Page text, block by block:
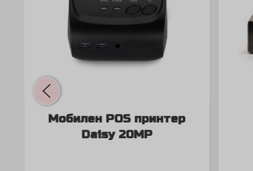
Мобилен POS принтер
Daisy 20MP